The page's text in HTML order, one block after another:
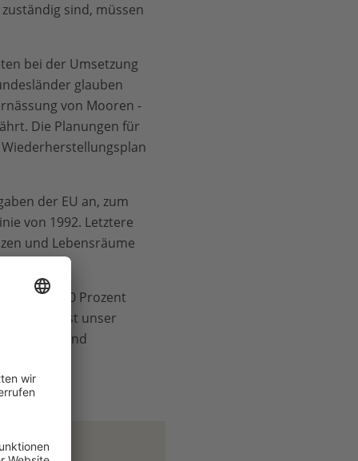
sind, müssen
bei der Umsetzung
glauben
von Mooren -
Die Planungen für
der EU an, zum
von 1992. Letztere
und Lebensräume
fast 70 Prozent
Natur ist unser
und